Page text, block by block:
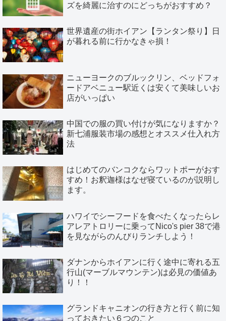
ズを綺麗に治すのにどっちがおすすめ？
世界遺産の街ホイアン【ランタン祭り】日
が暮れる前に行かなきゃ損！
ニューヨークのブルックリン、ベッドフォ
ードアベニュー駅近くは安くて美味しいお
店がいっぱい
中国での服の買い付けが気になりますか？
新七浦服装市場の感想とオススメ仕入れ方
法
はじめてのバンコクならワットポーがおす
すめ！お釈迦様はなぜ寝ているのが説明し
ます。
ハワイでシーフードを食べたくなったらレ
アレアトロリーに乗ってNico's pier 38で港
を見ながらのんびりランチしよう！
ダナンからホイアンに行く途中に寄れる五
行山(マーブルマウンテン)は必見の価値あ
り！！
グランドキャニオンの行き方と行く前に知
っておきたい６つのこと